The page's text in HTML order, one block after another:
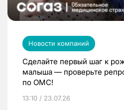
Новости компаний
Сделайте первый шаг к
малыша — проверьте
по ОМС!
13:10 / 23.07.26